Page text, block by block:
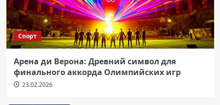
Спорт
Арена ди Верона: Древний символ для
финального аккорда Олимпийских игр
23.02.2026